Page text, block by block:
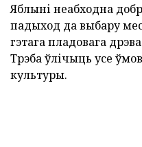
Яблыні неабходна
падыход да выбару
гэтага пладовага
Трэба ўлічыць усе
культуры.